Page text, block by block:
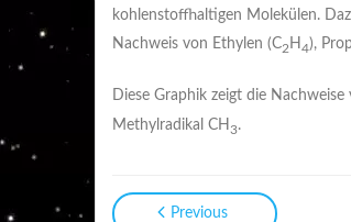
kohlenstoffhaltigen Molekülen.
Nachweis von Ethylen (C2 H 4),
Diese Graphik zeigt die Nachweise
Methylradikal CH 3.
Previous